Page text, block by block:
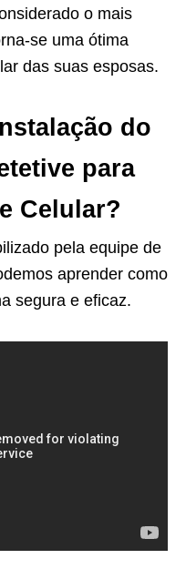
o mais
se uma ótima
das suas esposas.
do
para
Celular?
pela equipe de
aprender como
segura e eficaz.